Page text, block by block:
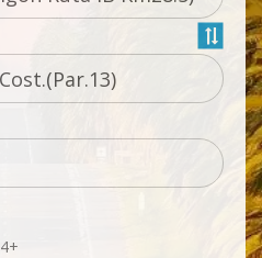
4+